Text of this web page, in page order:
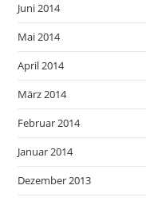
Juni 2014
Mai 2014
April 2014
März 2014
Februar 2014
Januar 2014
Dezember 2013